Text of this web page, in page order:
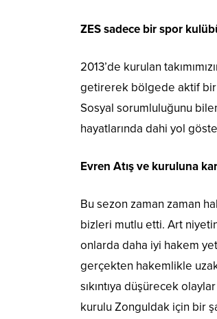
ZES sadece bir spor
2013’de kurulan
getirerek bölgede aktif bir
Sosyal sorumluluğunu
hayatlarında dahi yol
Evren Atış ve kuruluna
Bu sezon zaman zaman
bizleri mutlu etti. Art
onlarda daha iyi hakem
gerçekten hakemlikle
sıkıntıya düşürecek
kurulu Zonguldak için bir